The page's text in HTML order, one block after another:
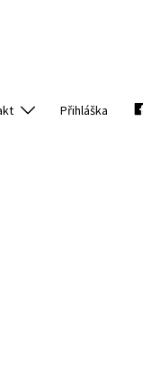
Přihláška